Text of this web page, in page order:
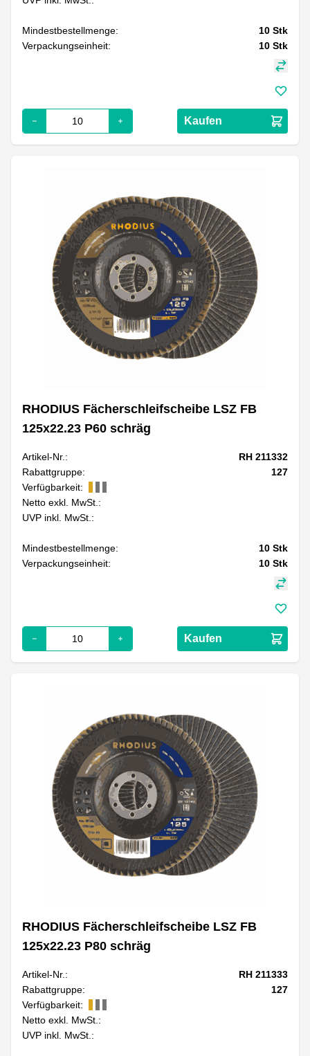
Mindestbestellmenge: 10 Stk
Verpackungseinheit:
10 Stk
Kaufen
RHODIUS Fächerschleifscheibe LSZ FB
125x22.23 P60 schräg
Artikel-Nr.:
RH 211332
Rabattgruppe:
127
Verfügbarkeit:
Netto exkl. MwSt.:
UVP inkl. MwSt.:
Mindestbestellmenge: 10 Stk
Verpackungseinheit:
10 Stk
Kaufen
RHODIUS Fächerschleifscheibe LSZ FB
125x22.23 P80 schräg
Artikel-Nr.:
RH 211333
Rabattgruppe:
127
Verfügbarkeit:
Netto exkl. MwSt.:
UVP inkl. MwSt.: